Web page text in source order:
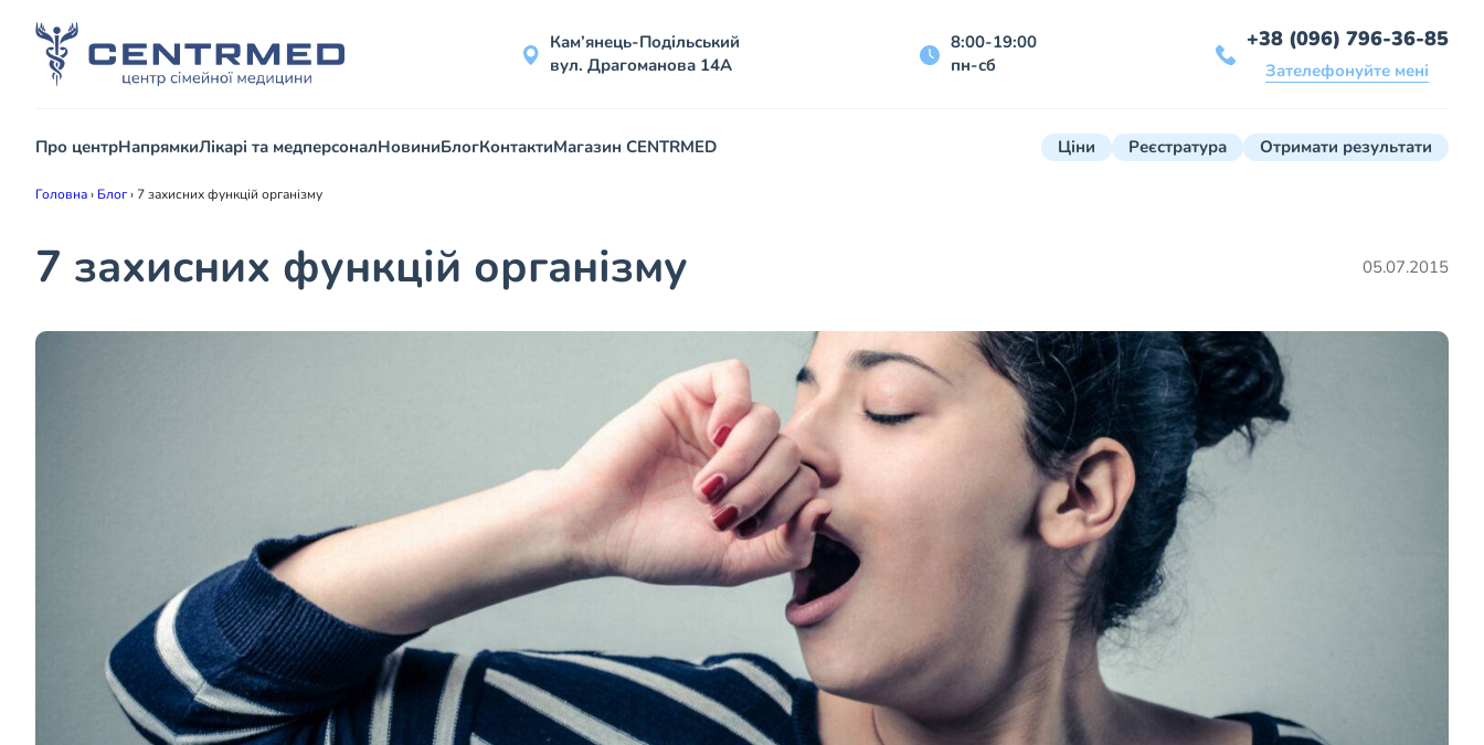
Кам’янець-Подільський
вул. Драгоманова 14А
8:00-19:00
пн-сб
+38 (096) 796-36-85
Зателефонуйте мені
Про центрНапрямкиЛікарі та медперсоналНовиниБлогКонтактиМагазин CENTRMED Ціни Реєстратура Отримати результати
Головна› Блог› 7 захисних функцій організму
7 захисних функцій організму 05.07.2015